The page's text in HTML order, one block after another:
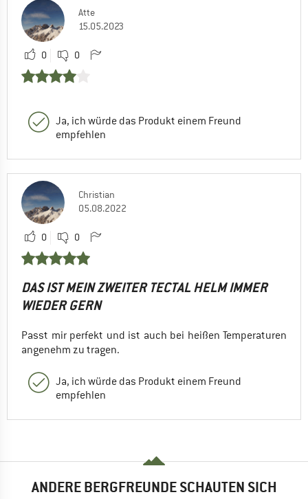
Atte
15.05.2023
0 0
Ja, ich würde das Produkt einem Freund
empfehlen
Christian
05.08.2022
0 0
DAS IST MEIN ZWEITER TECTAL HELM IMMER
WIEDER GERN
Passt mir perfekt und ist auch bei heißen Temperaturen
angenehm zu tragen.
Ja, ich würde das Produkt einem Freund
empfehlen
ANDERE BERGFREUNDE SCHAUTEN SICH